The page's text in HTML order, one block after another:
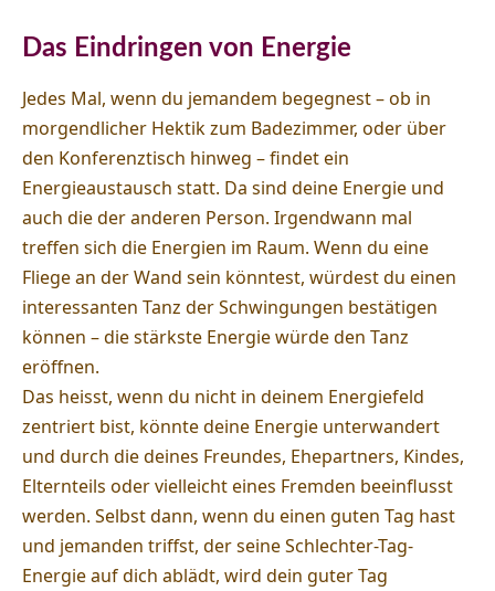
Das Eindringen von Energie
Jedes Mal, wenn du jemandem begegnest – ob in
morgendlicher Hektik zum Badezimmer, oder über
den Konferenztisch hinweg – findet ein
Energieaustausch statt. Da sind deine Energie und
auch die der anderen Person. Irgendwann mal
treffen sich die Energien im Raum. Wenn du eine
Fliege an der Wand sein könntest, würdest du einen
interessanten Tanz der Schwingungen bestätigen
können – die stärkste Energie würde den Tanz
eröffnen.
Das heisst, wenn du nicht in deinem Energiefeld
zentriert bist, könnte deine Energie unterwandert
und durch die deines Freundes, Ehepartners, Kindes,
Elternteils oder vielleicht eines Fremden beeinflusst
werden. Selbst dann, wenn du einen guten Tag hast
und jemanden triffst, der seine Schlechter-Tag-
Energie auf dich ablädt, wird dein guter Tag